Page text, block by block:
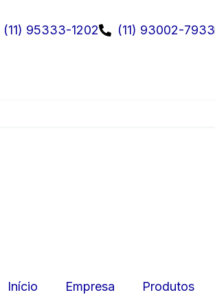
(11) 95333-1202 (11) 93002-7933
Início Empresa Produtos